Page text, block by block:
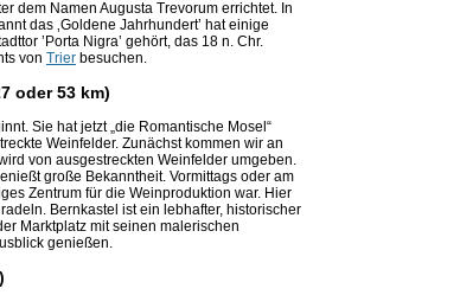
dem Namen Augusta Trevorum errichtet. In
das ‚Goldene Jahrhundert’ hat einige
’Porta Nigra’ gehört, das 18 n. Chr.
von Trier besuchen.
oder 53 km)
Sie hat jetzt „die Romantische Mosel“
Weinfelder. Zunächst kommen wir an
von ausgestreckten Weinfelder umgeben.
große Bekanntheit. Vormittags oder am
Zentrum für die Weinproduktion war. Hier
Bernkastel ist ein lebhafter, historischer
Marktplatz mit seinen malerischen
genießen.